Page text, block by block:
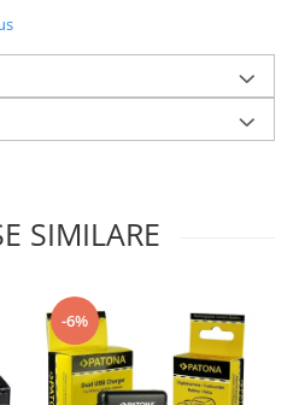
SIMILARE
-6%